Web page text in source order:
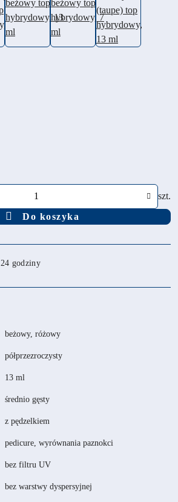
szt.
Do koszyka
24 godziny
beżowy, różowy
półprzezroczysty
13 ml
średnio gęsty
z pędzelkiem
pedicure, wyrównania paznokci
bez filtru UV
bez warstwy dyspersyjnej